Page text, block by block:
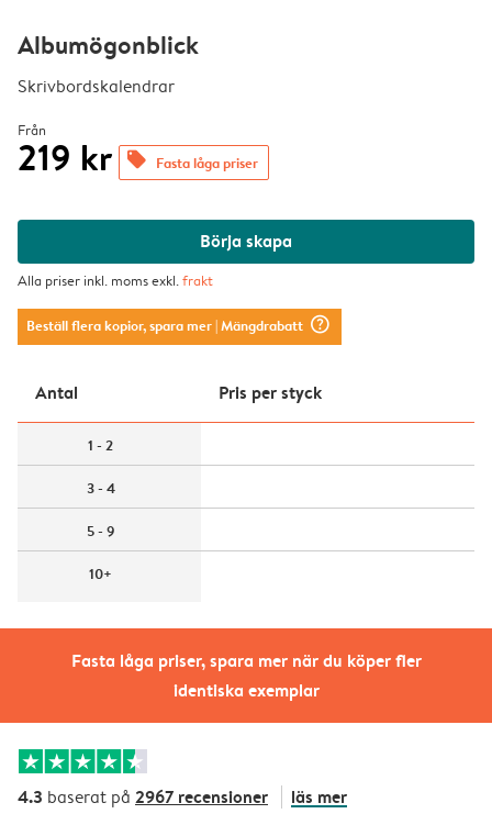
Fasta låga priser, spara mer när du köper fler
identiska exemplar
Albumögonblick
Skrivbordskalendrar
Från
219 kr offers Fasta låga priser
Börja skapa
Alla priser inkl. moms exkl.frakt
Beställ flera kopior, spara mer| Mängdrabatt question_mark_circle
Antal Pris per styck
1 - 2
3 - 4
5 - 9
10+
4.3 baserat på 2967 recensioner läs mer